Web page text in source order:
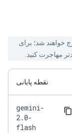
خواهند شد؛ برای
مهاجرت کنید.
نقطه پایانی
gemini-
2.0-
flash